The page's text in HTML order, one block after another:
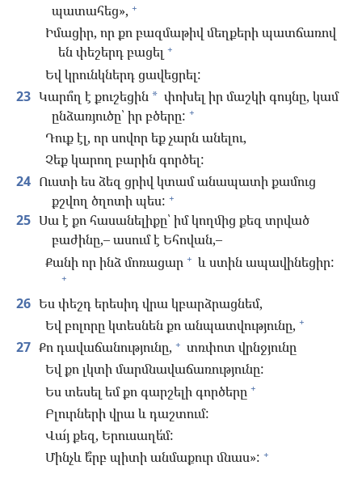
պատահեց», +
Իմացիր, որ քո բազմաթիվ մեղքերի պատճառով
են փեշերդ բացել +
Եվ կրունկներդ ցավեցրել:
23 Կարո՞ղ է քուշեցին * փոխել իր մաշկի գույնը, կամ
ընձառյուծը՝ իր բծերը: +
Դուք էլ, որ սովոր եք չարն անելու,
Չեք կարող բարին գործել:
24 Ուստի ես ձեզ ցրիվ կտամ անապատի քամուց
քշվող ծղոտի պես: +
25 Սա է քո հասանելիքը՝ իմ կողմից քեզ տրված
բաժինը,– ասում է Եհովան,–
Քանի որ ինձ մոռացար + և ստին ապավինեցիր:
+
26 Ես փեշդ երեսիդ վրա կբարձրացնեմ,
Եվ բոլորը կտեսնեն քո անպատվությունը, +
27 Քո դավաճանությունը, + տռփոտ վրնջյունը
Եվ քո լկտի մարմնավաճառությունը:
Ես տեսել եմ քո գարշելի գործերը +
Բլուրների վրա և դաշտում:
Վա՜յ քեզ, Երուսաղե՛մ:
Մինչև ե՞րբ պիտի անմաքուր մնաս»: +